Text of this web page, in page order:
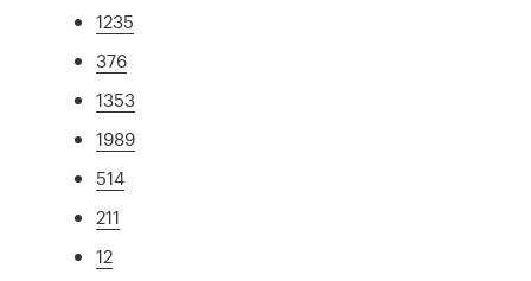
1235
376
1353
1989
514
211
12